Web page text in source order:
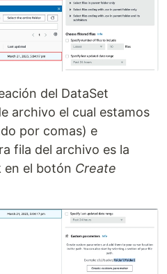
del DataSet
archivo el cual estamos
por comas) e
fila del archivo es la
en el botón Create